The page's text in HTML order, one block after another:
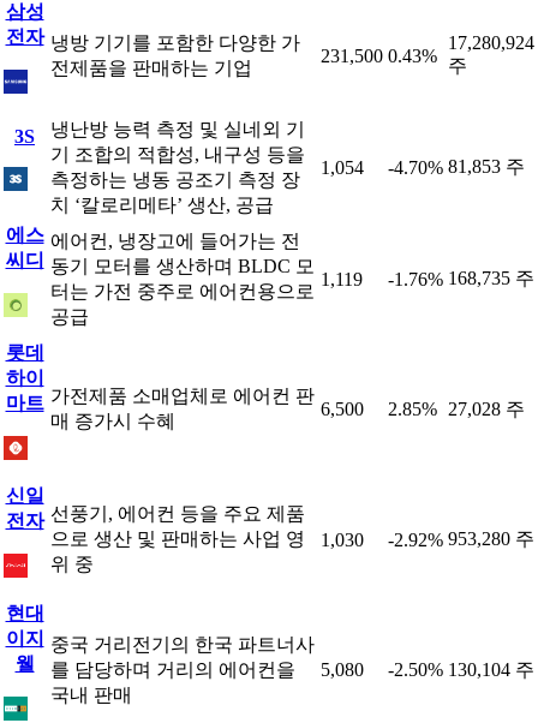
삼성
전자 냉방 기기를 포함한 다양한 가
전제품을 판매하는 기업
231,500 0.43%
17,280,924
주
3S
냉난방 능력 측정 및 실네외 기
기 조합의 적합성, 내구성 등을
측정하는 냉동 공조기 측정 장
치 ‘칼로리메타’ 생산, 공급
1,054 -4.70% 81,853 주
에스
씨디
에어컨, 냉장고에 들어가는 전
동기 모터를 생산하며 BLDC 모
터는 가전 중주로 에어컨용으로
공급
1,119 -1.76% 168,735 주
롯데
하이
마트 가전제품 소매업체로 에어컨 판
매 증가시 수혜
6,500 2.85% 27,028 주
신일
전자 선풍기, 에어컨 등을 주요 제품
으로 생산 및 판매하는 사업 영
위 중
1,030 -2.92% 953,280 주
현대
이지
웰
중국 거리전기의 한국 파트너사
를 담당하며 거리의 에어컨을
국내 판매
5,080 -2.50% 130,104 주